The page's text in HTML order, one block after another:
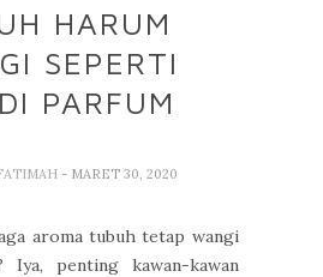
HARUM
SEPERTI
PARFUM
- MARET 30, 2020
aroma tubuh tetap wangi
Iya, penting kawan-kawan